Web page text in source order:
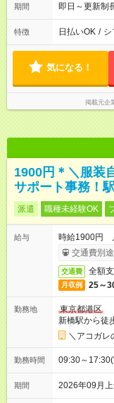
期間 即日～更新制
特徴 日払いOK / シ
気になる！
掲載元企
1900円＊＼服装
サポート事務！
派遣 職種未経験OK
給与
時給1900円
交通費別
交通費 全額
月収例 25～
勤務地
東京都港区
新橋駅から徒
＼アコガレ
勤務時間 09:30～
期間 2026年09月